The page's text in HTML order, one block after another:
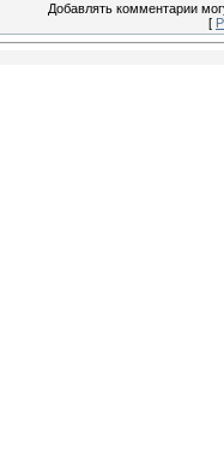
Добавлять комментарии
[